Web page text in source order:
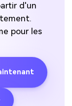
d'un
pour les